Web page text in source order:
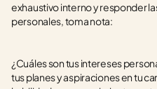
exhaustivo interno y responder
personales, toma nota:
¿Cuáles son tus intereses
tus planes y aspiraciones en tu